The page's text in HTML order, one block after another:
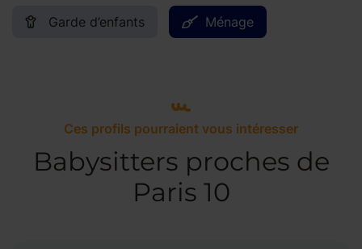
Garde d’enfants Ménage
Ces profils pourraient vous intéresser
Babysitters proches de
Paris 10